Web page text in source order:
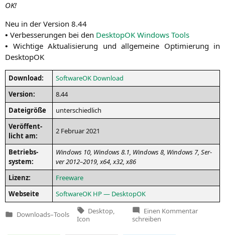
OK!
Neu in der Ver­si­on 8.44
• Ver­bes­se­run­gen bei den Desk­topOK Win­dows Tools
• Wich­ti­ge Aktua­li­sie­rung und all­ge­mei­ne Opti­mie­rung in
DesktopOK
Down­load:
Soft­wareOK Download
Ver­si­on:
8.44
Datei­grö­ße
unter­schied­lich
Ver­öf­fent­
licht am:
2 Febru­ar 2021
Betriebs­
sys­tem:
Win­dows 10, Win­dows 8.1, Win­dows 8, Win­dows 7, Ser­
ver 2012–2019, x64, x32, x86
Lizenz:
Free­ware
Web­sei­te
Soft­wareOK HP— DesktopOK
Veröffentlicht
Downloads–Tools
Tags:
Desktop
Icon
Einen Kommentarzu
schreiben